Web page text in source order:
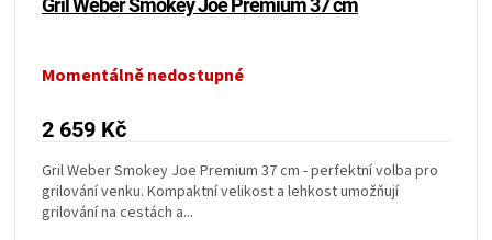
Momentálně nedostupné
2 659 Kč
Gril Weber Smokey Joe Premium 37 cm - perfektní volba pro
grilování venku. Kompaktní velikost a lehkost umožňují
grilování na cestách a...